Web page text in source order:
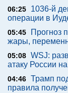
06:25
1036-й
операции в
05:45
Прогноз
жары,
05:08 WSJ:
атаку России
04:46 Трамп
правила